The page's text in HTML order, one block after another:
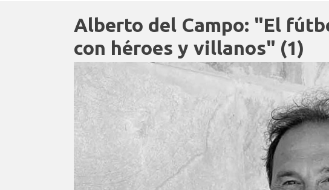
Alberto del Campo: "El
con héroes y villanos" (1)